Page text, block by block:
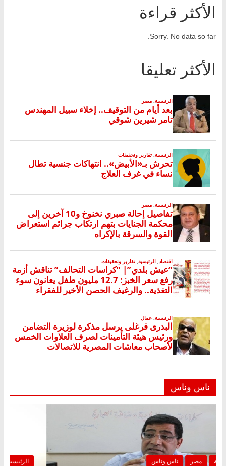
الأكثر قراءة
Sorry. No data so far.
الأكثر تعليقا
ناس وناس
الرئيسية مصر ناس وناس